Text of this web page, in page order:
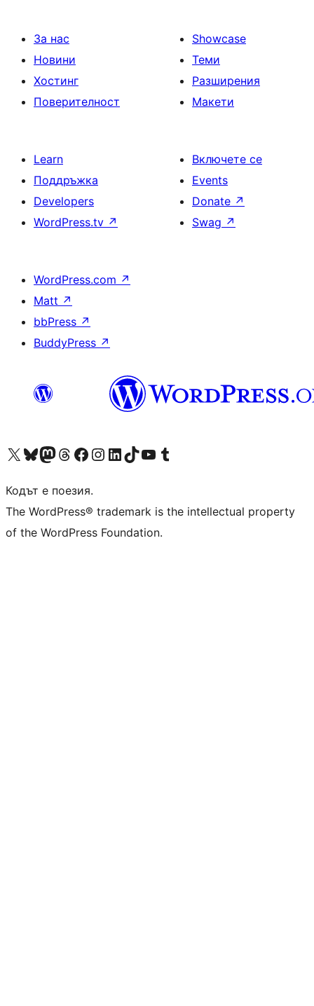
За нас
Новини
Хостинг
Поверителност
Showcase
Теми
Разширения
Макети
Learn
Поддръжка
Developers
WordPress.tv ↗
Включете се
Events
Donate ↗
Swag ↗
WordPress.com ↗
Matt ↗
bbPress ↗
BuddyPress ↗
Visit our X (formerly Twitter) account
Visit our Bluesky account
Visit our Mastodon account
Visit our Threads account
Посетете нашата страница във Facebook
Посетете нашия профил в Instagram
Посетете нашия профил в LinkedIn
Visit our TikTok account
Visit our YouTube channel
Visit our Tumblr account
Кодът е поезия.
The WordPress® trademark is the intellectual property
of the WordPress Foundation.